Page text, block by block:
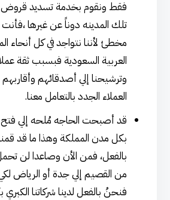
فقط ونقوم بخدمة تسديد قروض
تلك المدينه دوناً عن غيرها ،فأنت
مخطئ لأننا نتواجد في كل أنحاء
العربية السعودية فبسبب ثقة
وترشيحنا إلي أصدقائهم وأقاربهم
العملاء الجدد بالتعامل معنا.
قد أصبحت الحاجه مُلحه إلي
بكل مدن المملكة وهذا ما قد
بالفعل، فمن الأن وصاعدا لن
من القصيم إلي جدة أو الرياض لكي
فنحنُ بالفعل لدينا شركاتنا